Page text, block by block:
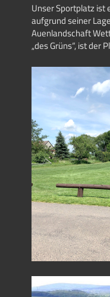
Unser Sportplatz ist
aufgrund seiner
Auenlandschaft
„des Grüns“, ist der